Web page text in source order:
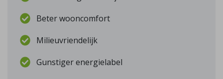
Beter wooncomfort
Milieuvriendelijk
Gunstiger energielabel